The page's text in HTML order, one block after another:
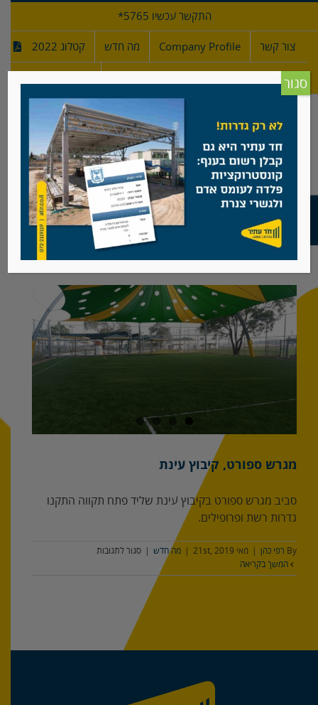
התקשר עכשיו 5765*
צור קשר Company Profile מה חדש קטלוג 2022
גדרות רשת
מגרש ספורט, קיבוץ עינת
סביב מגרש ספורט בקיבוץ עינת שליד פתח תקווה התקנו
גדרות רשת ופרופילים.
By רפי כהן | מאי 21st, 2019 | מה חדש | סגור לתגובות
המשך בקריאה
סגור